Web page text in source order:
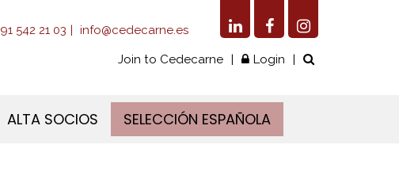
91 542 21 03 info@cedecarne.es
Join to Cedecarne Login
ALTA SOCIOS SELECCIÓN ESPAÑOLA